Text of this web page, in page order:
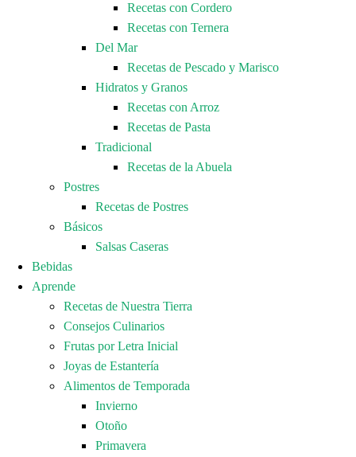
Recetas con Cordero
Recetas con Ternera
Del Mar
Recetas de Pescado y Marisco
Hidratos y Granos
Recetas con Arroz
Recetas de Pasta
Tradicional
Recetas de la Abuela
Postres
Recetas de Postres
Básicos
Salsas Caseras
Bebidas
Aprende
Recetas de Nuestra Tierra
Consejos Culinarios
Frutas por Letra Inicial
Joyas de Estantería
Alimentos de Temporada
Invierno
Otoño
Primavera